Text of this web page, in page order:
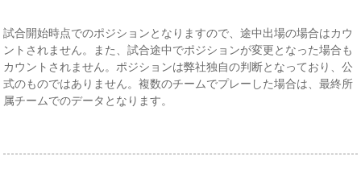
試合開始時点でのポジションとなりますので、途中出場の場合はカウ
ントされません。また、試合途中でポジションが変更となった場合も
カウントされません。ポジションは弊社独自の判断となっており、公
式のものではありません。複数のチームでプレーした場合は、最終所
属チームでのデータとなります。